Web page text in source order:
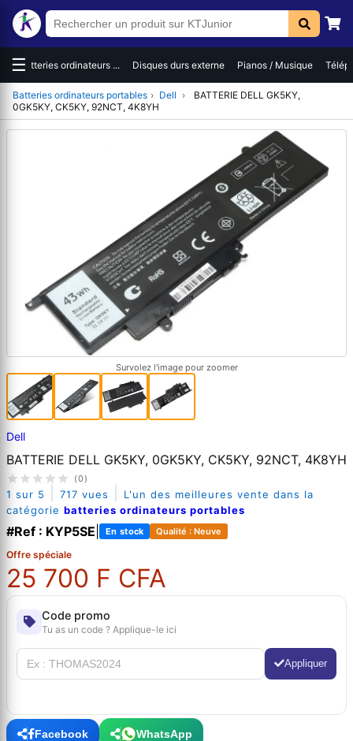
☰Batteries ordinateurs ... Disques durs externe Pianos / Musique
Batteries ordinateurs portables › Dell ›
BATTERIE DELL GK5KY,
0GK5KY, CK5KY, 92NCT, 4K8YH
Survolez l'image pour zoomer
Dell
BATTERIE DELL GK5KY, 0GK5KY, CK5KY, 92NCT, 4K8YH
(0)
1 sur 5 717 vues
L'un des meilleures vente dans la
catégorie batteries ordinateurs portables
#Ref : KYP5SE En stock Qualité : Neuve
Offre spéciale
25 700 F CFA
Code promo
Tu as un code ? Applique-le ici
Appliquer
Facebook WhatsApp